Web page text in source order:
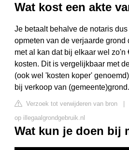
Wat kost een akte
Je betaalt behalve de notaris
opmeten van de verjaarde grond
met al kan dat bij elkaar wel zo'n
kosten. Dit is vergelijkbaar met
(ook wel 'kosten koper'
bij verkoop van (gemeente)grond.
Verzoek tot verwijderen van bron
op illegaalgrondgebruik.nl
Wat kun je doen bij